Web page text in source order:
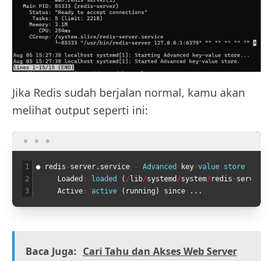
Jika Redis sudah berjalan normal, kamu akan
melihat output seperti ini:
1
2
3
● redis -server. service - Advanced key-value store
Loaded : loaded ( /lib/systemd /system/ redis -server
Active: active ( running ) since . . .
Baca Juga: Cari Tahu dan Akses Web Server